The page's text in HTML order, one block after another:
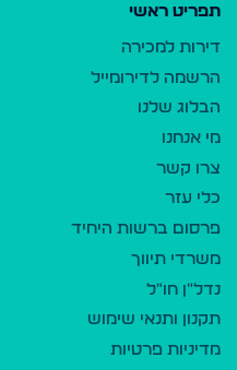
תפריט ראשי
דירות למכירה
הרשמה לדירומייל
הבלוג שלנו
מי אנחנו
צרו קשר
כלי עזר
פרסום ברשות היחיד
משרדי תיווך
נדל"ן חו"ל
תקנון ותנאי שימוש
מדיניות פרטיות